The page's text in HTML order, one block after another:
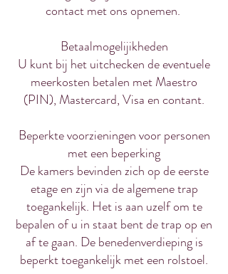
contact met ons opnemen.
Betaalmogelijikheden
U kunt bij het uitchecken de eventuele
meerkosten betalen met Maestro
(PIN), Mastercard, Visa en contant.
Beperkte voorzieningen voor personen
met een beperking
De kamers bevinden zich op de eerste
etage en zijn via de algemene trap
toegankelijk. Het is aan uzelf om te
bepalen of u in staat bent de trap op en
af te gaan. De benedenverdieping is
beperkt toegankelijk met een rolstoel.